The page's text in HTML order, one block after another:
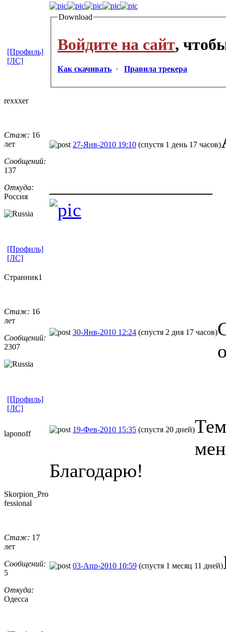
Download
Войдите на сайт,
Как скачивать · Правила трекера
[Профиль]
[ЛС]
rexxxer
Стаж: 16
лет
Сообщений:
137
Откуда:
Россия
27-Янв-2010 19:10 (спустя 1 день 17 часов)
[Профиль]
[ЛС]
Странник1
Стаж: 16
лет
Сообщений:
2307
30-Янв-2010 12:24 (спустя 2 дня 17 часов)
[Профиль]
[ЛС]
laponoff 19-Фев-2010 15:35 (спустя 20 дней)
Благодарю!
Skorpion_Pro
fessional
Стаж: 17
лет
Сообщений:
5
Откуда:
Одесса
03-Апр-2010 10:59 (спустя 1 месяц 11 дней)